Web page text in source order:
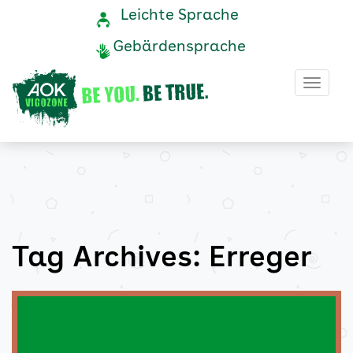
Erreger
Archive
AOK
Vigozone
Navigation
Service-
Leichte Sprache
Gebärdensprache
Tag Archives: Erreger